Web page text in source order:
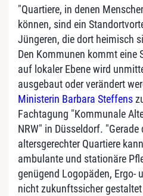
"Quartiere, in denen
können, sind ein
Jüngeren, die dort heimisch
Den Kommunen kommt eine
auf lokaler Ebene wird
ausgebaut oder verändert
Ministerin Barbara Steffens
Fachtagung "Kommunale
NRW" in Düsseldorf.
altersgerechter Quartiere
ambulante und stationäre
genügend Logopäden, Ergo-
nicht zukunftssicher